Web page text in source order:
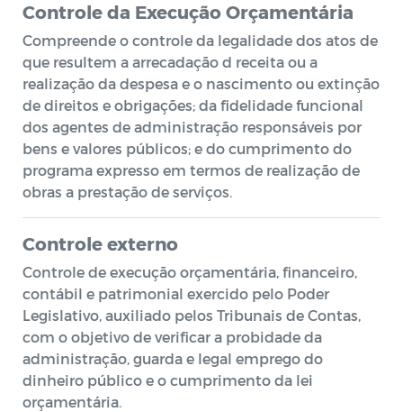
Controle da Execução Orçamentária
Compreende o controle da legalidade dos atos de
que resultem a arrecadação d receita ou a
realização da despesa e o nascimento ou extinção
de direitos e obrigações; da fidelidade funcional
dos agentes de administração responsáveis por
bens e valores públicos; e do cumprimento do
programa expresso em termos de realização de
obras a prestação de serviços.
Controle externo
Controle de execução orçamentária, financeiro,
contábil e patrimonial exercido pelo Poder
Legislativo, auxiliado pelos Tribunais de Contas,
com o objetivo de verificar a probidade da
administração, guarda e legal emprego do
dinheiro público e o cumprimento da lei
orçamentária.